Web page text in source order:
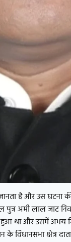
है और उस घटना
अमी लाल जाट
था और उसमें अभय
विधानसभा क्षेत्र